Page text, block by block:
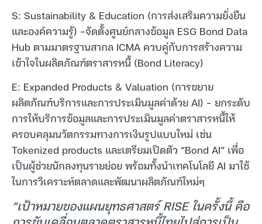
S: Sustainability & Education (การส่งเสริมความยั่งยืน
และองค์ความรู้) -จัดตั้งศูนย์กลางข้อมูล ESG Bond Data
Hub ตามมาตรฐานสากล ICMA ควบคู่กับการสร้างความ
เข้าใจในผลิตภัณฑ์ตราสารหนี้ (Bond Literacy)
E: Expanded Products & Valuation (การขยาย
ผลิตภัณฑ์บริการและการประเมินมูลค่าด้วย AI) – ยกระดับ
การให้บริการข้อมูลและการประเมินมูลค่าตราสารหนี้ให้
ครอบคลุมนวัตกรรมทางการเงินรูปแบบใหม่ เช่น
Tokenized products และเตรียมเปิดตัว “Bond AI” เพื่อ
เป็นผู้ช่วยนักลงทุนรายย่อย พร้อมทั้งนำเทคโนโลยี AI มาใช้
ในการวิเคราะห์ตลาดและพัฒนาผลิตภัณฑ์ใหม่ๆ
“เป้าหมายของแผนยุทธศาสตร์ RISE ในครั้งนี้ คือ